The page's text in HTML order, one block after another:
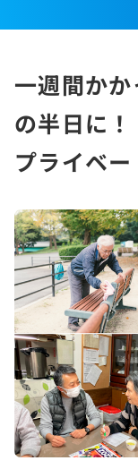
一週間か
の半日に
プライベ